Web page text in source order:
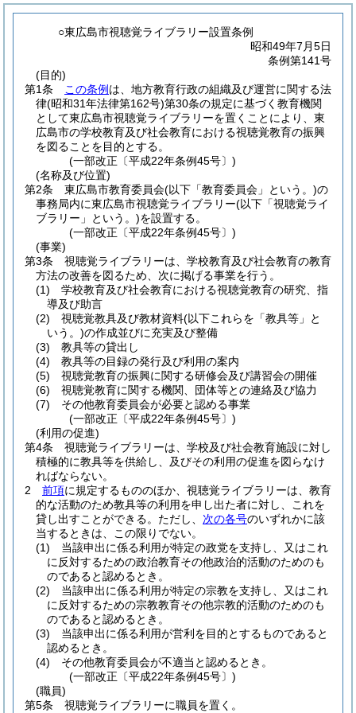
○東広島市視聴覚ライブラリー設置条例
昭和49年7月5日
条例第141号
(目的)
第1条
この条例 は、地方教育行政の組織及び運営に関する法
律(昭和31年法律第162号)第30条の規定に基づく教育機関
として東広島市視聴覚ライブラリーを置くことにより、東
広島市の学校教育及び社会教育における視聴覚教育の振興
を図ることを目的とする。
(一部改正〔平成22年条例45号〕)
(名称及び位置)
第2条
東広島市教育委員会(以下「教育委員会」という。)の
事務局内に東広島市視聴覚ライブラリー(以下「視聴覚ライ
ブラリー」という。)を設置する。
(一部改正〔平成22年条例45号〕)
(事業)
第3条
視聴覚ライブラリーは、学校教育及び社会教育の教育
方法の改善を図るため、次に掲げる事業を行う。
(1)
学校教育及び社会教育における視聴覚教育の研究、指
導及び助言
(2)
視聴覚教具及び教材資料(以下これらを「教具等」と
いう。)の作成並びに充実及び整備
(3)
教具等の貸出し
(4)
教具等の目録の発行及び利用の案内
(5)
視聴覚教育の振興に関する研修会及び講習会の開催
(6)
視聴覚教育に関する機関、団体等との連絡及び協力
(7)
その他教育委員会が必要と認める事業
(一部改正〔平成22年条例45号〕)
(利用の促進)
第4条
視聴覚ライブラリーは、学校及び社会教育施設に対し
積極的に教具等を供給し、及びその利用の促進を図らなけ
ればならない。
2
前項に規定するもののほか、視聴覚ライブラリーは、教育
的な活動のため教具等の利用を申し出た者に対し、これを
貸し出すことができる。 ただし、 次の各号のいずれかに該
当するときは、この限りでない。
(1)
当該申出に係る利用が特定の政党を支持し、又はこれ
に反対するための政治教育その他政治的活動のためのも
のであると認めるとき。
(2)
当該申出に係る利用が特定の宗教を支持し、又はこれ
に反対するための宗教教育その他宗教的活動のためのも
のであると認めるとき。
(3)
当該申出に係る利用が営利を目的とするものであると
認めるとき。
(4)
その他教育委員会が不適当と認めるとき。
(一部改正〔平成22年条例45号〕)
(職員)
第5条
視聴覚ライブラリーに職員を置く。